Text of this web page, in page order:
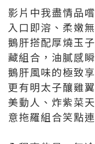
影片中我盡情品
入口即溶、柔嫩無
鵝肝搭配厚燒玉
藏組合，油膩感
鵝肝風味的極致享
更有明太子釀雞
美動人、炸紫菜
意拖羅組合笑點連